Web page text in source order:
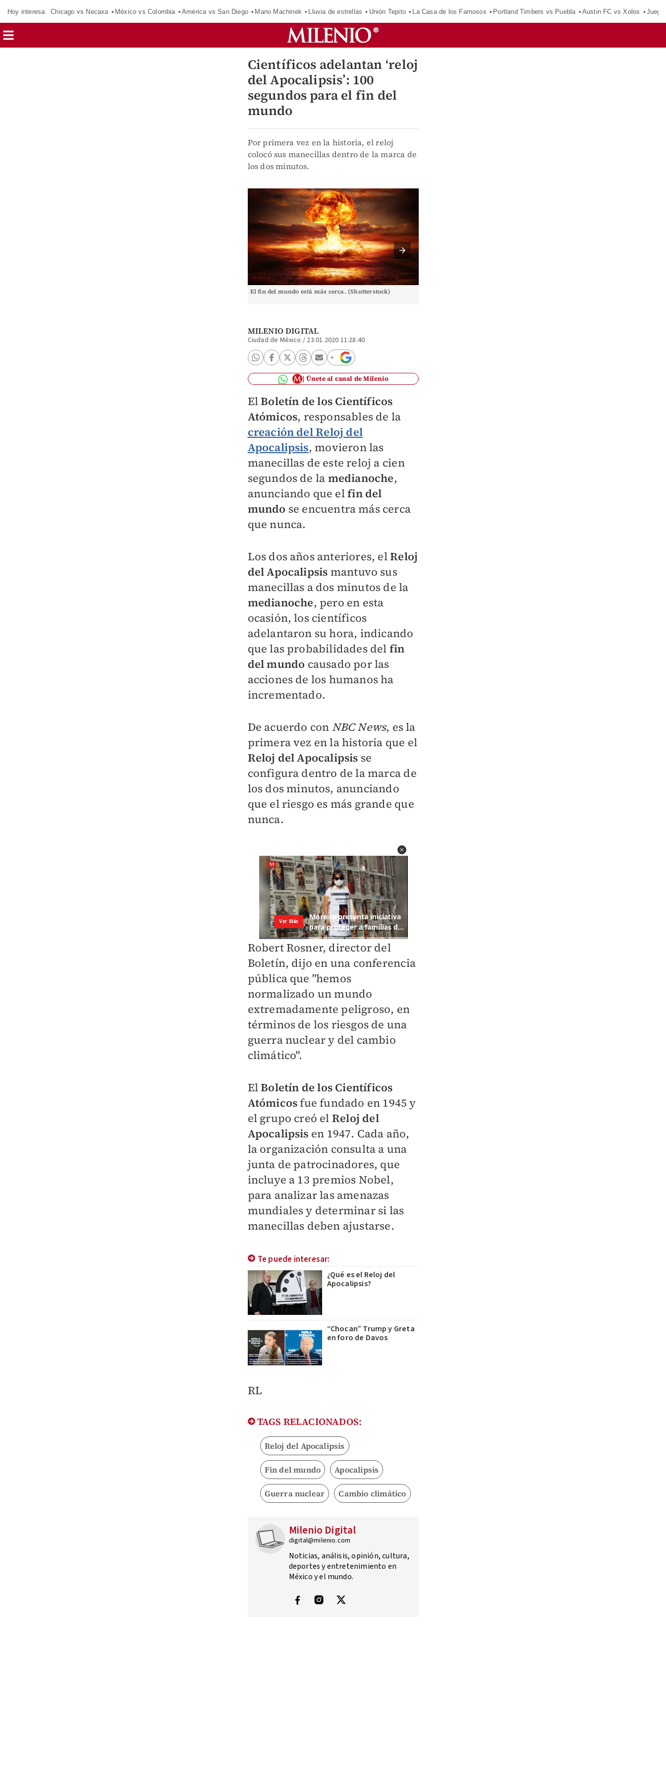
Hoy interesa: Chicago vs Necaxa México vs Colombia América vs San Diego Mano Machinek Lluvia de estrellas Unión Tepito La Casa de los Famosos Portland Timbers vs Puebla Austin FC vs Xolos
Científicos adelantan ‘reloj
del Apocalipsis’: 100
segundos para el fin del
mundo
Por primera vez en la historia, el reloj
colocó sus manecillas dentro de la marca de
los dos minutos.
El fin del mundo está más cerca. (Shutterstock)
MILENIO DIGITAL
Ciudad de México / 23.01.2020 11:28:40
Únete al canal de Milenio
ElBoletín de los Científicos
Atómicos, responsables de la
creación delReloj del
Apocalipsis, movieron las
manecillas de este reloj a cien
segundos de la medianoche,
anunciando que elfin del
mundo se encuentra más cerca
que nunca.
Los dos años anteriores, elReloj
del Apocalipsis mantuvo sus
manecillas a dos minutos de la
medianoche, pero en esta
ocasión, los científicos
adelantaron su hora, indicando
que las probabilidades del fin
del mundo causado por las
acciones de los humanos ha
incrementado.
De acuerdo con NBC News, es la
primera vez en la historia que el
Reloj del Apocalipsis se
configura dentro de la marca de
los dos minutos, anunciando
que el riesgo es más grande que
nunca.
Robert Rosner, director del
Boletín, dijo en una conferencia
pública que "hemos
normalizado un mundo
extremadamente peligroso, en
términos de los riesgos de una
guerra nuclear y del cambio
climático".
ElBoletín de los Científicos
Atómicosfue fundado en 1945 y
el grupo creó el Reloj del
Apocalipsis en 1947. Cada año,
la organización consulta a una
junta de patrocinadores, que
incluye a 13 premios Nobel,
para analizar las amenazas
mundiales y determinar si las
manecillas deben ajustarse.
Te puede interesar:
¿Qué es el Reloj del
Apocalipsis?
“Chocan” Trump y Greta
en foro de Davos
RL​
TAGS RELACIONADOS:
Reloj del Apocalipsis
Fin del mundo Apocalipsis
Guerra nuclear Cambio climático
Milenio Digital
digital@milenio.com
Noticias, análisis, opinión, cultura,
deportes y entretenimiento en
México y el mundo.